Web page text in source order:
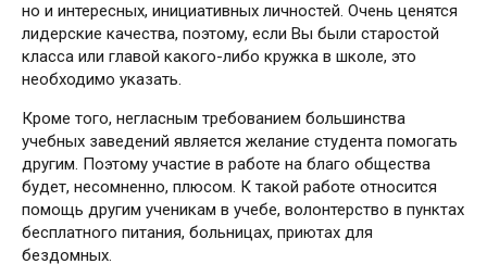
но и интересных, инициативных личностей. Очень ценятся
лидерские качества, поэтому, если Вы были старостой
класса или главой какого-либо кружка в школе, это
необходимо указать.
Кроме того, негласным требованием большинства
учебных заведений является желание студента помогать
другим. Поэтому участие в работе на благо общества
будет, несомненно, плюсом. К такой работе относится
помощь другим ученикам в учебе, волонтерство в пунктах
бесплатного питания, больницах, приютах для
бездомных.